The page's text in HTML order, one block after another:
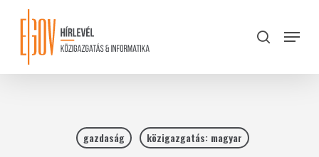
content
search
Menu
gazdaság közigazgatás: magyar
Close